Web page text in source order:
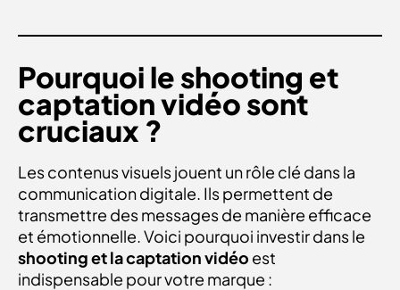
Pourquoi le shooting et
captation vidéo sont
cruciaux ?
Les contenus visuels jouent un rôle clé dans la
communication digitale. Ils permettent de
transmettre des messages de manière efficace
et émotionnelle. Voici pourquoi investir dans le
shooting et la captation vidéo est
indispensable pour votre marque :